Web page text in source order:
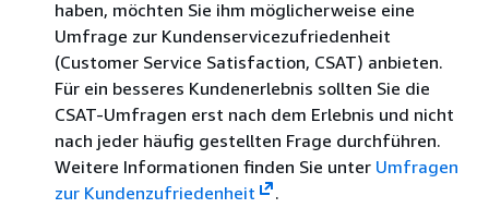
haben, möchten Sie ihm möglicherweise eine
Umfrage zur Kundenservicezufriedenheit
(Customer Service Satisfaction, CSAT) anbieten.
Für ein besseres Kundenerlebnis sollten Sie die
CSAT-Umfragen erst nach dem Erlebnis und nicht
nach jeder häufig gestellten Frage durchführen.
Weitere Informationen finden Sie unter Umfragen
zur Kundenzufriedenheit
.